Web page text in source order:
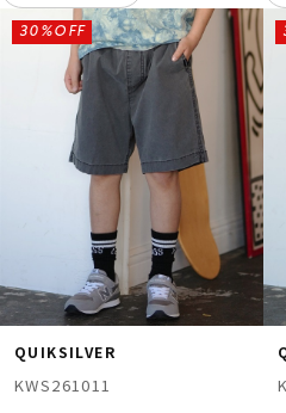
QUIKSILVER
KWS261011
30%OFF